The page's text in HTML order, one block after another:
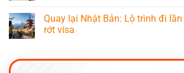
Quay lại Nhật Bản: Lộ trình đi
rớt visa